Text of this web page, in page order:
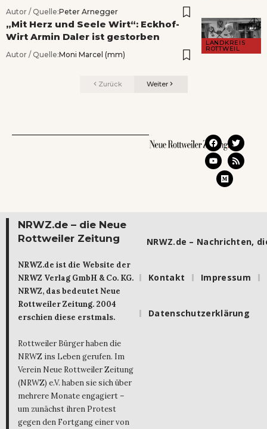
Autor / Quelle:Peter Arnegger
LANDKREIS
ROTTWEIL
„Mit Herz und Seele Wirt“: Eckhof-
Wirt Armin Daler ist gestorben
Autor / Quelle:Moni Marcel (mm)
Zurück Weiter
NRWZ.de – die Neue
Rottweiler Zeitung
NRWZ.de ist die Website der
NRWZ Verlag GmbH & Co. KG.
NRWZ, das bedeutet Neue
Rottweiler Zeitung. 2004
erschien diese erstmals.
Rottweiler Bürger haben die
NRWZ ins Leben gerufen. Im
Verein Neue Rottweiler Zeitung
(NRWZ) e.V. haben sie sich über
mehrere Monate engagiert –
um zunächst ihren Protest
gegen den Fortgang einer von
NRWZ.de – Nachrichten,
Kontakt Impressum
Datenschutzerklärung